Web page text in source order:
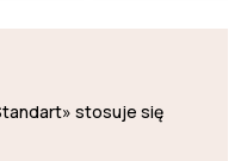
stosuje się